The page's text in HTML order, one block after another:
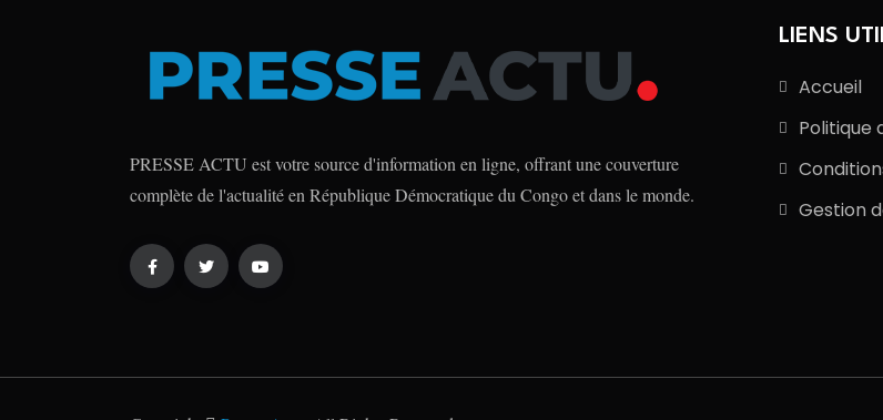
PRESSE ACTU est votre source d'information en ligne, offrant une couverture
complète de l'actualité en République Démocratique du Congo et dans le monde.
LIENS
Accueil
Politique
Gestion